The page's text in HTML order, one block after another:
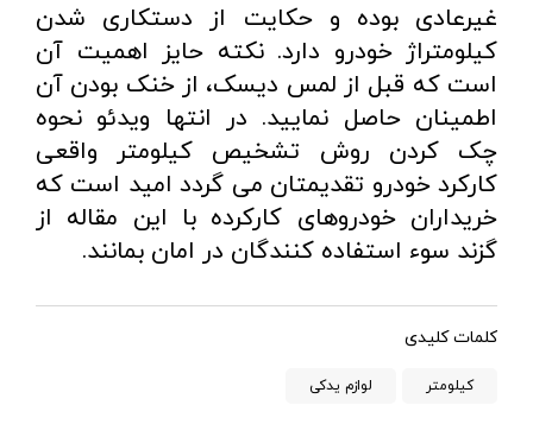
غیرعادی بوده و حکایت از دستکاری شدن
کیلومتراژ خودرو دارد. نکته حایز اهمیت آن
است که قبل از لمس دیسک، از خنک بودن آن
اطمینان حاصل نمایید. در انتها ویدئو نحوه
چک کردن روش تشخیص کیلومتر واقعی
کارکرد خودرو تقدیمتان می گردد امید است که
خریداران خودروهای کارکرده با این مقاله از
گزند سوء استفاده کنندگان در امان بمانند.
کلمات کلیدی
کیلومتر لوازم یدکی